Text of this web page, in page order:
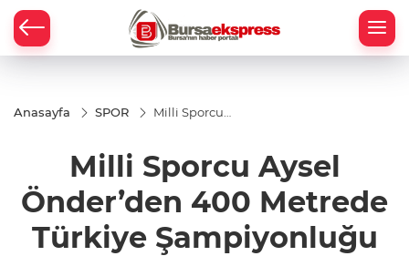
Anasayfa SPOR
Milli Sporcu
400 Metrede
Türkiye
Şampiyonluğu
Milli Sporcu Aysel
Önder’den 400 Metrede
Türkiye Şampiyonluğu